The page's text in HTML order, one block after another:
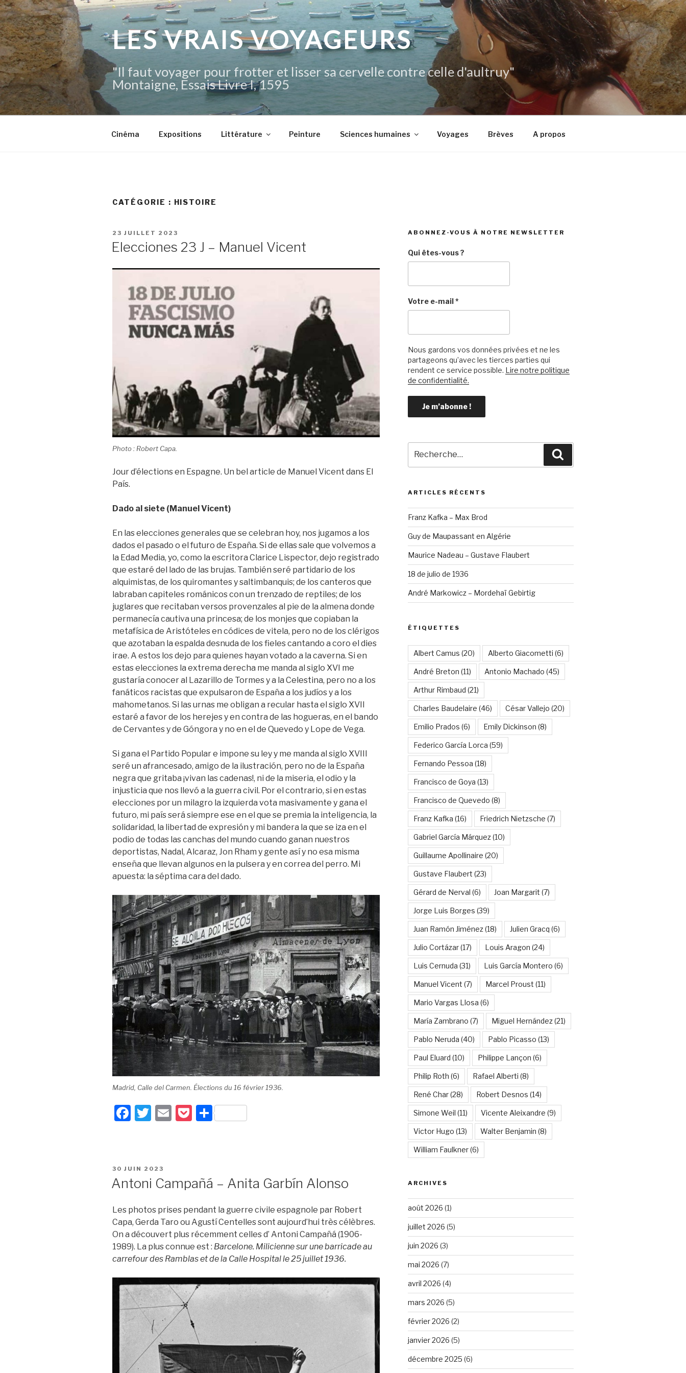
Aller
au
contenu
principal
LES VRAIS VOYAGEURS
"Il faut voyager pour frotter et lisser sa cervelle contre celle d'aultruy"
Montaigne, Essais Livre I, 1595
Cinéma Expositions Littérature Peinture Sciences humaines Voyages Brèves A propos
CATÉGORIE : HISTOIRE
PUBLIÉ
23 JUILLET 2023
Elecciones 23 J – Manuel Vicent
Photo : Robert Capa.
Jour d’élections en Espagne. Un bel article de Manuel Vicent dans El
País.
Dado al siete (Manuel Vicent)
En las elecciones generales que se celebran hoy, nos jugamos a los
dados el pasado o el futuro de España. Si de ellas sale que volvemos a
la Edad Media, yo, como la escritora Clarice Lispector, dejo registrado
que estaré del lado de las brujas. También seré partidario de los
alquimistas, de los quiromantes y saltimbanquis; de los canteros que
labraban capiteles románicos con un trenzado de reptiles; de los
juglares que recitaban versos provenzales al pie de la almena donde
permanecía cautiva una princesa; de los monjes que copiaban la
metafísica de Aristóteles en códices de vitela, pero no de los clérigos
que azotaban la espalda desnuda de los fieles cantando a coro el dies
irae. A estos los dejo para quienes hayan votado a la caverna. Si en
estas elecciones la extrema derecha me manda al siglo XVI me
gustaría conocer al Lazarillo de Tormes y a la Celestina, pero no a los
fanáticos racistas que expulsaron de España a los judíos y a los
mahometanos. Si las urnas me obligan a recular hasta el siglo XVII
estaré a favor de los herejes y en contra de las hogueras, en el bando
de Cervantes y de Góngora y no en el de Quevedo y Lope de Vega.
Si gana el Partido Popular e impone su ley y me manda al siglo XVIII
seré un afrancesado, amigo de la ilustración, pero no de la España
negra que gritaba ¡vivan las cadenas!, ni de la miseria, el odio y la
injusticia que nos llevó a la guerra civil. Por el contrario, si en estas
elecciones por un milagro la izquierda vota masivamente y gana el
futuro, mi país será siempre ese en el que se premia la inteligencia, la
solidaridad, la libertad de expresión y mi bandera la que se iza en el
podio de todas las canchas del mundo cuando ganan nuestros
deportistas, Nadal, Alcaraz, Jon Rham y gente así y no esa misma
enseña que llevan algunos en la pulsera y en correa del perro. Mi
apuesta: la séptima cara del dado.
Madrid, Calle del Carmen. Élections du 16 février 1936.
F
e
b
o
o
k
T
er
E
P
et
P
PUBLIÉ
30 JUIN 2023
Antoni Campañá – Anita Garbín Alonso
Les photos prises pendant la guerre civile espagnole par Robert
Capa, Gerda Taro ou Agustí Centelles sont aujourd’hui très célèbres.
On a découvert plus récemment celles d’ Antoni Campañá (1906-
1989). La plus connue est : Barcelone. Milicienne sur une barricade au
carrefour des Ramblas et de la Calle Hospital le 25 juillet 1936.
ABONNEZ-VOUS À NOTRE NEWSLETTER
Qui êtes-vous ?
Votre e-mail*
Nous gardons vos données privées et ne les
partageons qu’avec les tierces parties qui
rendent ce service possible. Lire notre politique
de confidentialité.
pour
:
ARTICLES RÉCENTS
Franz Kafka – Max Brod
Guy de Maupassant en Algérie
Maurice Nadeau – Gustave Flaubert
18 de julio de 1936
André Markowicz – Mordehaï Gebirtig
ÉTIQUETTES
Albert Camus (20) Alberto Giacometti (6)
André Breton (11) Antonio Machado (45)
Arthur Rimbaud (21)
Charles Baudelaire (46) César Vallejo (20)
Emilio Prados (6) Emily Dickinson (8)
Federico García Lorca (59)
Fernando Pessoa (18)
Francisco de Goya (13)
Francisco de Quevedo (8)
Franz Kafka (16) Friedrich Nietzsche (7)
Gabriel García Márquez(10)
Guillaume Apollinaire (20)
Gustave Flaubert (23)
Gérard de Nerval (6) Joan Margarit (7)
Jorge Luis Borges (39)
Juan Ramón Jiménez(18) Julien Gracq (6)
Julio Cortázar(17) Louis Aragon (24)
Luis Cernuda (31) Luis García Montero (6)
Manuel Vicent (7) Marcel Proust (11)
Mario Vargas Llosa (6)
María Zambrano (7) Miguel Hernández(21)
Pablo Neruda (40) Pablo Picasso (13)
Paul Eluard (10) Philippe Lançon (6)
Philip Roth (6) Rafael Alberti (8)
René Char(28) Robert Desnos (14)
Simone Weil (11) Vicente Aleixandre (9)
Victor Hugo (13) Walter Benjamin (8)
William Faulkner(6)
ARCHIVES
août 2026 (1)
juillet 2026 (5)
juin 2026 (3)
mai 2026 (7)
avril 2026 (4)
mars 2026 (5)
février 2026 (2)
janvier 2026 (5)
décembre 2025 (6)